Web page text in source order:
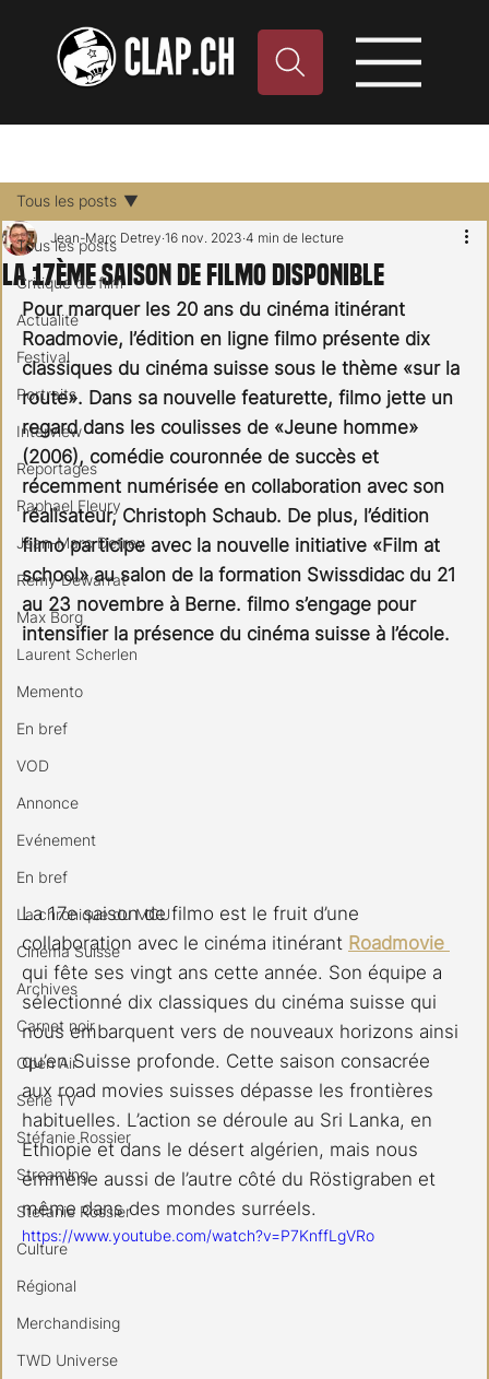
Tous les posts
Critique de film
Actualité
Festival
Portraits
Interview
Reportages
Raphael Fleury
Jean-Marc Detrey
Remy Dewarrat
Max Borg
Laurent Scherlen
Memento
En bref
VOD
Annonce
Evénement
En bref
La chronique du MCU
Cinéma Suisse
Archives
Carnet noir
Open Air
Série TV
Stéfanie Rossier
Streaming
Stefanie Rossier
Culture
Régional
Merchandising
TWD Universe
Tous les posts
La 17ème saison de FILMO disponible
Jean-Marc Detrey 16 nov. 2023 4 min de lecture
Pour marquer les 20 ans du cinéma itinérant
Roadmovie, l’édition en ligne filmo présente dix
classiques du cinéma suisse sous le thème «sur la
route». Dans sa nouvelle featurette, filmo jette un
regard dans les coulisses de «Jeune homme»
(2006), comédie couronnée de succès et
récemment numérisée en collaboration avec son
réalisateur, Christoph Schaub. De plus, l’édition
filmo participe avec la nouvelle initiative «Film at
school» au salon de la formation Swissdidac du 21
au 23 novembre à Berne. filmo s’engage pour
intensifier la présence du cinéma suisse à l’école.
La 17e saison de filmo est le fruit d’une
collaboration avec le cinéma itinérant Roadmovie
qui fête ses vingt ans cette année. Son équipe a
sélectionné dix classiques du cinéma suisse qui
nous embarquent vers de nouveaux horizons ainsi
qu’en Suisse profonde. Cette saison consacrée
aux road movies suisses dépasse les frontières
habituelles. L’action se déroule au Sri Lanka, en
Ethiopie et dans le désert algérien, mais nous
emmène aussi de l’autre côté du Röstigraben et
même dans des mondes surréels.
https://www.youtube.com/watch?v=P7KnffLgVRo